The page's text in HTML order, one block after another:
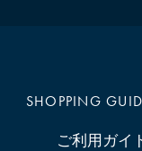
SHOPPING
ご利用ガイ